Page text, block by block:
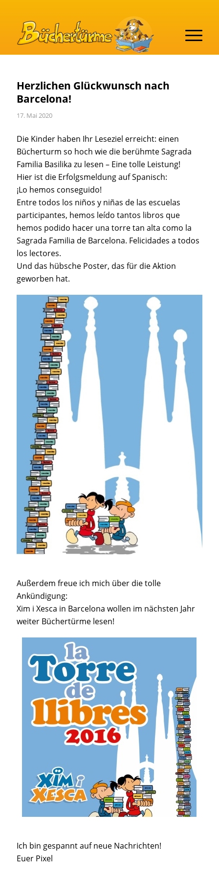
Herzlichen Glückwunsch nach
Barcelona!
17. Mai 2020
Die Kinder haben Ihr Leseziel erreicht: einen
Bücherturm so hoch wie die berühmte Sagrada
Familia Basilika zu lesen – Eine tolle Leistung!
Hier ist die Erfolgsmeldung auf Spanisch:
¡Lo hemos conseguido!
Entre todos los niños y niñas de las escuelas
participantes, hemos leído tantos libros que
hemos podido hacer una torre tan alta como la
Sagrada Familia de Barcelona. Felicidades a todos
los lectores.
Und das hübsche Poster, das für die Aktion
geworben hat.
Außerdem freue ich mich über die tolle
Ankündigung:
Xim i Xesca in Barcelona wollen im nächsten Jahr
weiter Büchertürme lesen!
Ich bin gespannt auf neue Nachrichten!
Euer Pixel